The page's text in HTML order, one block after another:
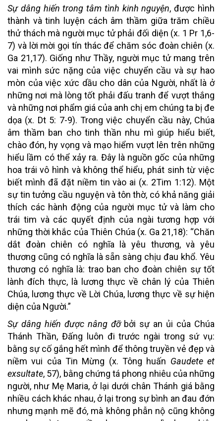
Sự dâng hiến trong tâm tình kinh nguyện, được hình
thành và tinh luyện cách âm thầm giữa trăm chiều
thử thách mà người mục tử phải đối diện (x. 1 Pr 1,6-
7) và lời mời gọi tín thác để chăm sóc đoàn chiên (x.
Ga 21,17). Giống như Thầy, người mục tử mang trên
vai mình sức nặng của việc chuyển cầu và sự hao
mòn của việc xức dầu cho dân của Người, nhất là ở
những nơi mà lòng tốt phải đấu tranh để vượt thắng
và những nơi phẩm giá của anh chị em chúng ta bị đe
dọa (x. Dt 5: 7-9). Trong việc chuyển cầu này, Chúa
âm thầm ban cho tinh thần nhu mì giúp hiểu biết,
chào đón, hy vọng và mạo hiểm vượt lên trên những
hiểu lầm có thể xảy ra. Đây là nguồn gốc của những
hoa trái vô hình và không thể hiểu, phát sinh từ việc
biết mình đã đặt niềm tin vào ai (x. 2Tim 1:12). Một
sự tin tưởng cầu nguyện và tôn thờ, có khả năng giải
thích các hành động của người mục tử và làm cho
trái tim và các quyết định của ngài tương hợp với
những thời khắc của Thiên Chúa (x. Ga 21,18): “Chăn
dắt đoàn chiên có nghĩa là yêu thương, và yêu
thương cũng có nghĩa là sẵn sàng chịu đau khổ. Yêu
thương có nghĩa là: trao ban cho đoàn chiên sự tốt
lành đích thực, là lương thực về chân lý của Thiên
Chúa, lương thực về Lời Chúa, lương thực về sự hiện
diện của Người.”
Sự dâng hiến được nâng đỡ bởi sự an ủi của Chúa
Thánh Thần, Đấng luôn đi trước ngài trong sứ vụ:
bằng sự cố gắng hết mình để thông truyền vẻ đẹp và
niềm vui của Tin Mừng (x. Tông huấn Gaudete et
exsultate, 57), bằng chứng tá phong nhiêu của những
người, như Mẹ Maria, ở lại dưới chân Thánh giá bằng
nhiều cách khác nhau, ở lại trong sự bình an đau đớn
nhưng mạnh mẽ đó, mà không phẫn nộ cũng không